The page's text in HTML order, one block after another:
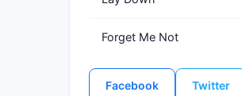
Forget Me Not
Facebook Twitter